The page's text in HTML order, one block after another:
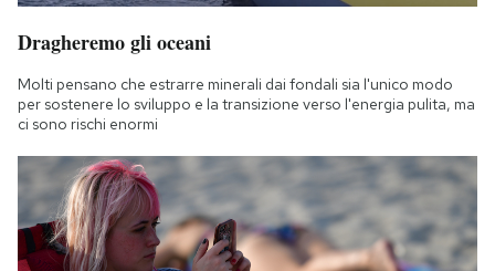
Dragheremo gli oceani
Molti pensano che estrarre minerali dai fondali sia l'unico modo
per sostenere lo sviluppo e la transizione verso l'energia pulita, ma
ci sono rischi enormi